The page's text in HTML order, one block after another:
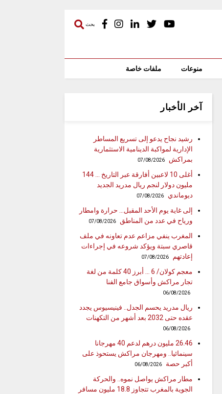
بحث
منوعات ملفات خاصة
آخر الأخبار
رشيد نجاح يدعو إلى تسريع المساطر
الإدارية لمواكبة الدينامية الاستثمارية
بمراكش
07/08/2026
أغلى 10 لاعبين أفارقة عبر التاريخ … 144
مليون دولار لنجم ريال مدريد الجديد
ديوماندي
07/08/2026
إلى غاية يوم الأحد المقبل… حرارة وامطار
ورياح في عدد من المناطق
07/08/2026
المغرب ينفي مزاعم عدم تعاونه في ملف
قاصري سبتة ويؤكد شروعه في إجراءات
إعادتهم
07/08/2026
معجم كولان/ 6 … أبرز 40 كلمة من لغة
تجار مراكش وأسواق جامع الفنا
06/08/2026
ريال مدريد يحسم الجدل.. فينيسيوس يجدد
عقده حتى 2032 بعد أشهر من التكهنات
06/08/2026
26.46 مليون درهم لدعم 40 مهرجانا
سينمائيا.. ومهرجان مراكش يستحوذ على
أكبر حصة
06/08/2026
مطار مراكش يواصل نموه.. والحركة
الجوية بالمغرب تتجاوز 18.8 مليون مسافر